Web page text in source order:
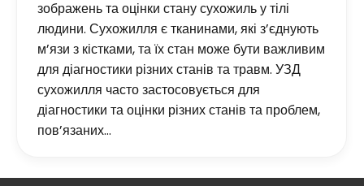
зображень та оцінки стану сухожиль у тілі
людини. Сухожилля є тканинами, які з’єднують
м’язи з кістками, та їх стан може бути важливим
для діагностики різних станів та травм. УЗД
сухожилля часто застосовується для
діагностики та оцінки різних станів та проблем,
пов’язаних…